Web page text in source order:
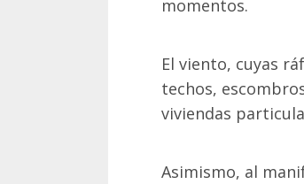
momentos.
El viento, cuyas
techos,
viviendas
Asimismo, al